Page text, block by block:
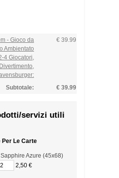
- Gioco da
Ambientato
4 Giocatori,
€ 39.99
Subtotale: € 39.99
servizi utili
Le Carte
Azure (45x68)
2,50 €